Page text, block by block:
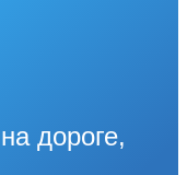
дороге,